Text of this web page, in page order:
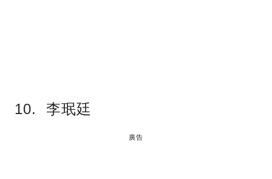
10. 李珉廷
廣告